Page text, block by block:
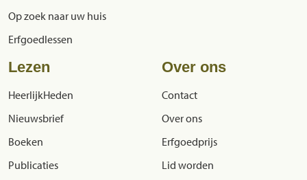
Op zoek naar uw huis
Erfgoedlessen
Lezen
HeerlijkHeden
Nieuwsbrief
Boeken
Publicaties
Over ons
Contact
Over ons
Erfgoedprijs
Lid worden